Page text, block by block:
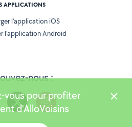
nous :
APPLICATIONS
l’application iOS
l’application Android
vous pour profiter
d'AlloVoisins